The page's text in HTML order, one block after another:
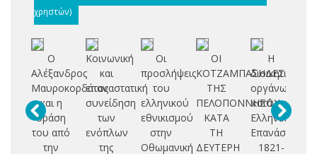
χρηστών)
Ο
Αλέξανδρος
Μαυροκορδάτος
και η
δράση
του από
την
Κοινωνική
και
επαναστατική
συνείδηση
των
ενόπλων
της
Οι
προσλήψεις
του
ελληνικού
εθνικισμού
στην
Οθωμανική
ΟΙ
ΚΟΤΖΑΜΠΑΣΗΔΕΣ
ΤΗΣ
ΠΕΛΟΠΟΝΝΗΣΟΥ
ΚΑΤΑ
ΤΗ
ΔΕΥΤΕΡΗ
Η
διοικητική
οργάνωσις
κατά την
Ελληνική
Επανάσταση
1821-